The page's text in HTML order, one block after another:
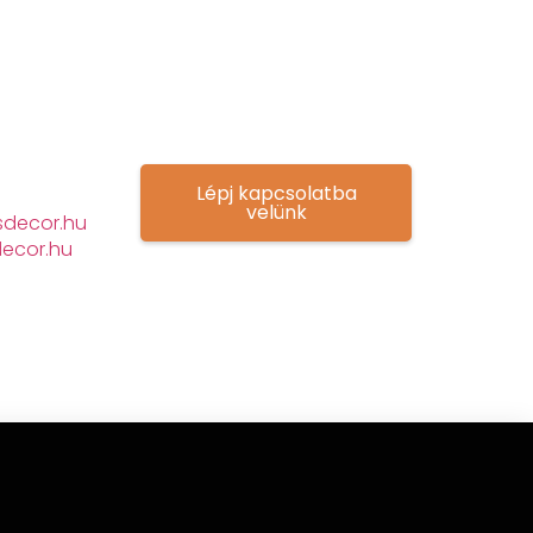
Lépj kapcsolatba
velünk